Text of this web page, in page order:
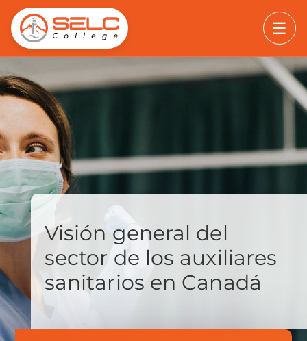
☰
Visión general del
sector de los auxiliares
sanitarios en Canadá